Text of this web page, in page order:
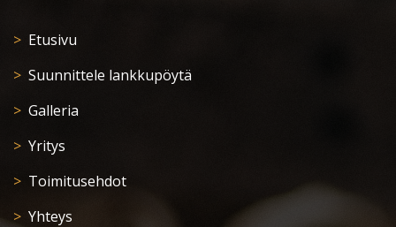
Etusivu
Suunnittele lankkupöytä
Galleria
Yritys
Toimitusehdot
Yhteys